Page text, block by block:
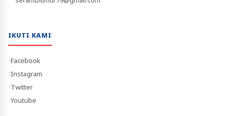
IKUTI KAMI
Facebook
Instagram
Twitter
Youtube